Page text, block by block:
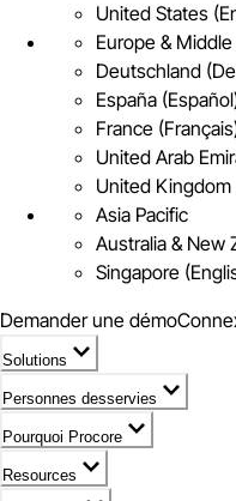
United States
Europe &
Deutschland
España
France
United Arab
United Kingdom
Asia Pacific
Australia & New
Singapore
Demander une démo
Solutions
Personnes desservies
Pourquoi Procore
Resources